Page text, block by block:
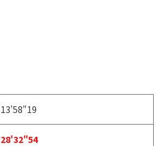
13'58"19
28'32"54